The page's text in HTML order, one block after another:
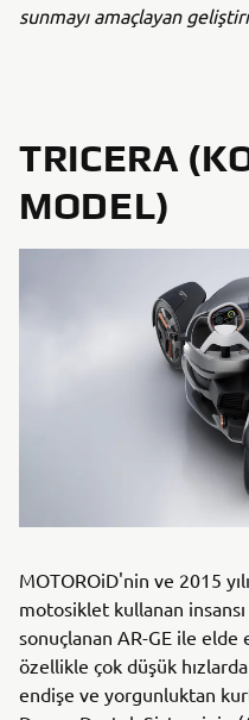
sunmayı amaçlayan
TRICERA
MODEL)
MOTOROiD'nin ve 2015
motosiklet kullanan
sonuçlanan AR-GE ile elde
özellikle çok düşük
endişe ve yorgunluktan